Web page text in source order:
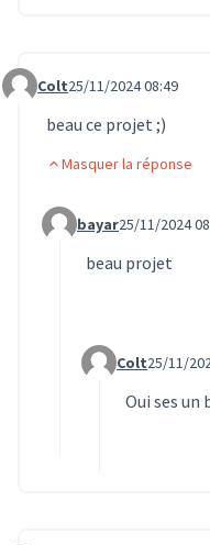
Commentaire 1315
Colt25/11/2024 08:49
beau ce projet ;)
Masquer la réponse
Commentaire 1318
bayar25/11/2024
beau projet
Commentaire
Colt25/11/
Oui ses un